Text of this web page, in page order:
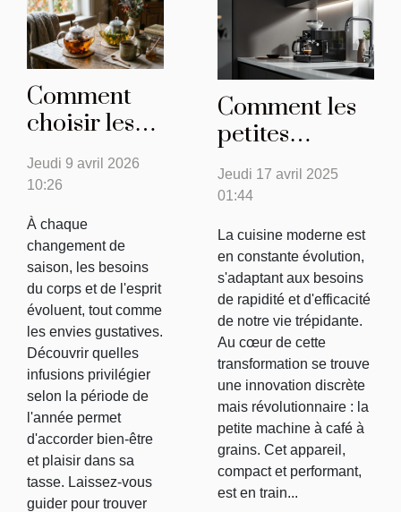
Comment
choisir les
meilleures
infusions
saison ?
Jeudi 9 avril 2026
10:26
À chaque
changement de
saison, les besoins
du corps et de l'esprit
évoluent, tout comme
les envies gustatives.
Découvrir quelles
infusions privilégier
selon la période de
l'année permet
d'accorder bien-être
et plaisir dans sa
tasse. Laissez-vous
guider pour trouver
Comment les
petites
machines à
café à grains
la cuisine
moderne
Jeudi 17 avril 2025
01:44
La cuisine moderne est
en constante évolution,
s'adaptant aux besoins
de rapidité et d'efficacité
de notre vie trépidante.
Au cœur de cette
transformation se trouve
une innovation discrète
mais révolutionnaire : la
petite machine à café à
grains. Cet appareil,
compact et performant,
est en train...